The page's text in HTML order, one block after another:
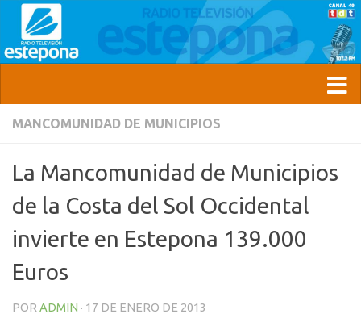
MANCOMUNIDAD DE MUNICIPIOS
La Mancomunidad de Municipios
de la Costa del Sol Occidental
invierte en Estepona 139.000
Euros
POR ADMIN · 17 DE ENERO DE 2013